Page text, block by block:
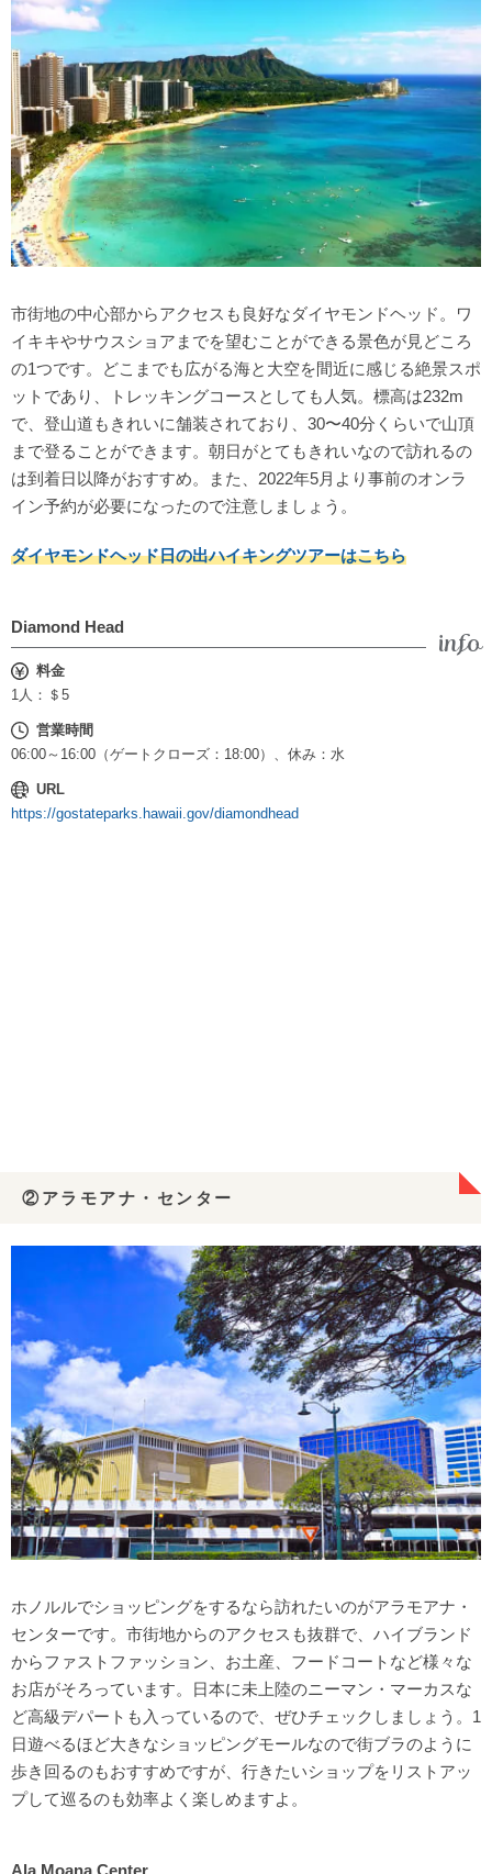
市街地の中心部からアクセスも良好なダイヤモンドヘッド。ワ
イキキやサウスショアまでを望むことができる景色が見どころ
の1つです。どこまでも広がる海と大空を間近に感じる絶景スポ
ットであり、トレッキングコースとしても人気。標高は232m
で、登山道もきれいに舗装されており、30〜40分くらいで山頂
まで登ることができます。朝日がとてもきれいなので訪れるの
は到着日以降がおすすめ。また、2022年5月より事前のオンラ
イン予約が必要になったので注意しましょう。
ダイヤモンドヘッド日の出ハイキングツアーはこちら
Diamond Head
料金
1人：＄5
営業時間
06:00～16:00（ゲートクローズ：18:00）、休み：水
URL
https://gostateparks.hawaii.gov/diamondhead
②アラモアナ・センター
ホノルルでショッピングをするなら訪れたいのがアラモアナ・
センターです。市街地からのアクセスも抜群で、ハイブランド
からファストファッション、お土産、フードコートなど様々な
お店がそろっています。日本に未上陸のニーマン・マーカスな
ど高級デパートも入っているので、ぜひチェックしましょう。1
日遊べるほど大きなショッピングモールなので街ブラのように
歩き回るのもおすすめですが、行きたいショップをリストアッ
プして巡るのも効率よく楽しめますよ。
Ala Moana Center